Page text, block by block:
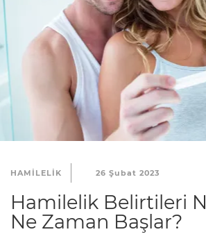
HAMILELIK 26 Şubat 2023
Hamilelik Belirtileri
Ne Zaman Başlar?